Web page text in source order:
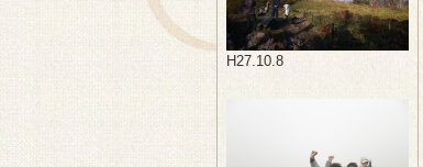
H27.10.8